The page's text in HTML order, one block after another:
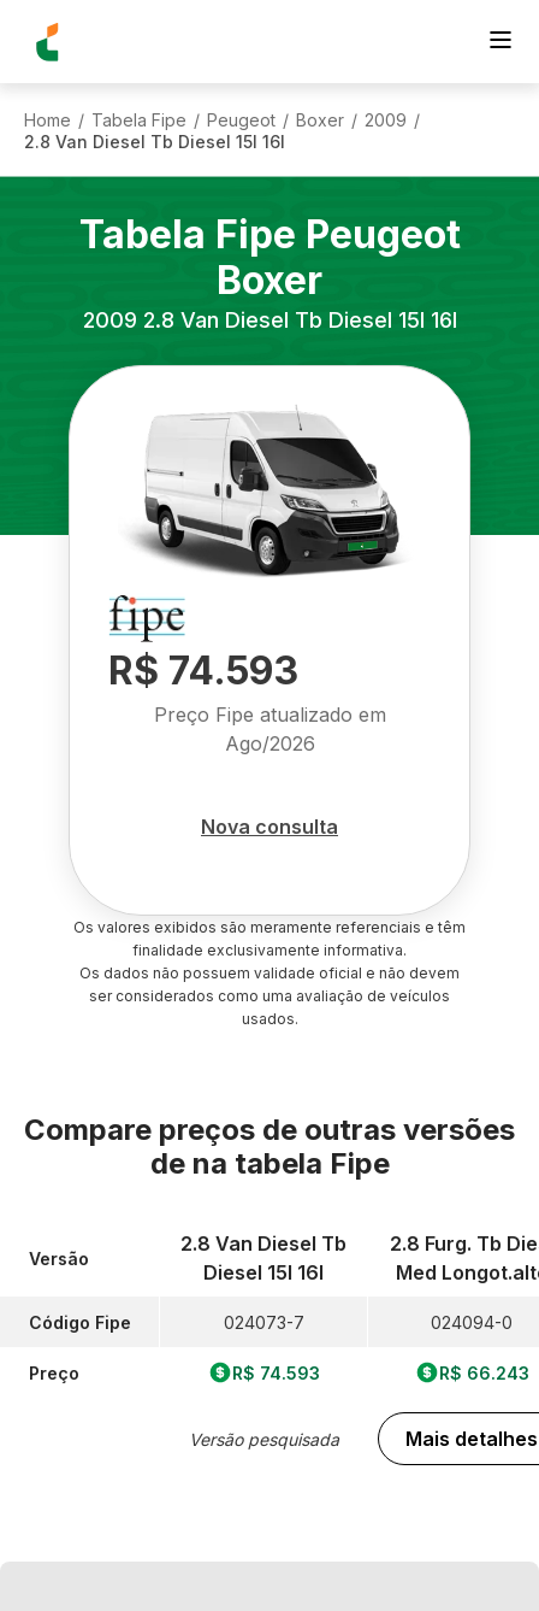
Home / Tabela Fipe / Peugeot / Boxer / 2009 /
2.8 Van Diesel Tb Diesel 15l 16l
Tabela Fipe Peugeot
Boxer
2009 2.8 Van Diesel Tb Diesel 15l 16l
R$ 74.593
Preço Fipe atualizado em
Ago/2026
Nova consulta
Os valores exibidos são meramente referenciais e têm
finalidade exclusivamente informativa.
Os dados não possuem validade oficial e não devem
ser considerados como uma avaliação de veículos
usados.
Compare preços de outras versões
de na tabela Fipe
Versão
Código Fipe
Preço
2.8 Van Diesel Tb
Diesel 15l 16l
024073-7
R$ 74.593
Versão pesquisada
2.8 Furg. Tb
Med
024094-0
R$ 66.243
Mais detalhes